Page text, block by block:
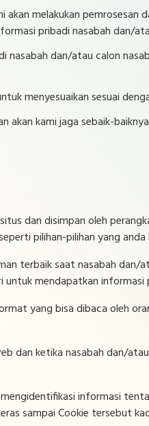
melakukan
pribadi nasabah dan/
nasabah dan/atau calon
menyesuaikan sesuai
akan kami jaga sebaik-
dan disimpan oleh
pilihan-pilihan yang
terbaik saat nasabah
mendapatkan informasi
yang bisa dibaca oleh
dan ketika nasabah dan/
informasi
sampai Cookie tersebut